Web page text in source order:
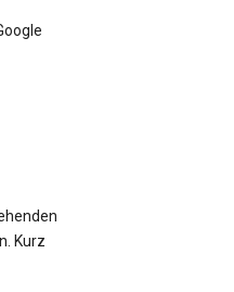
Kurz